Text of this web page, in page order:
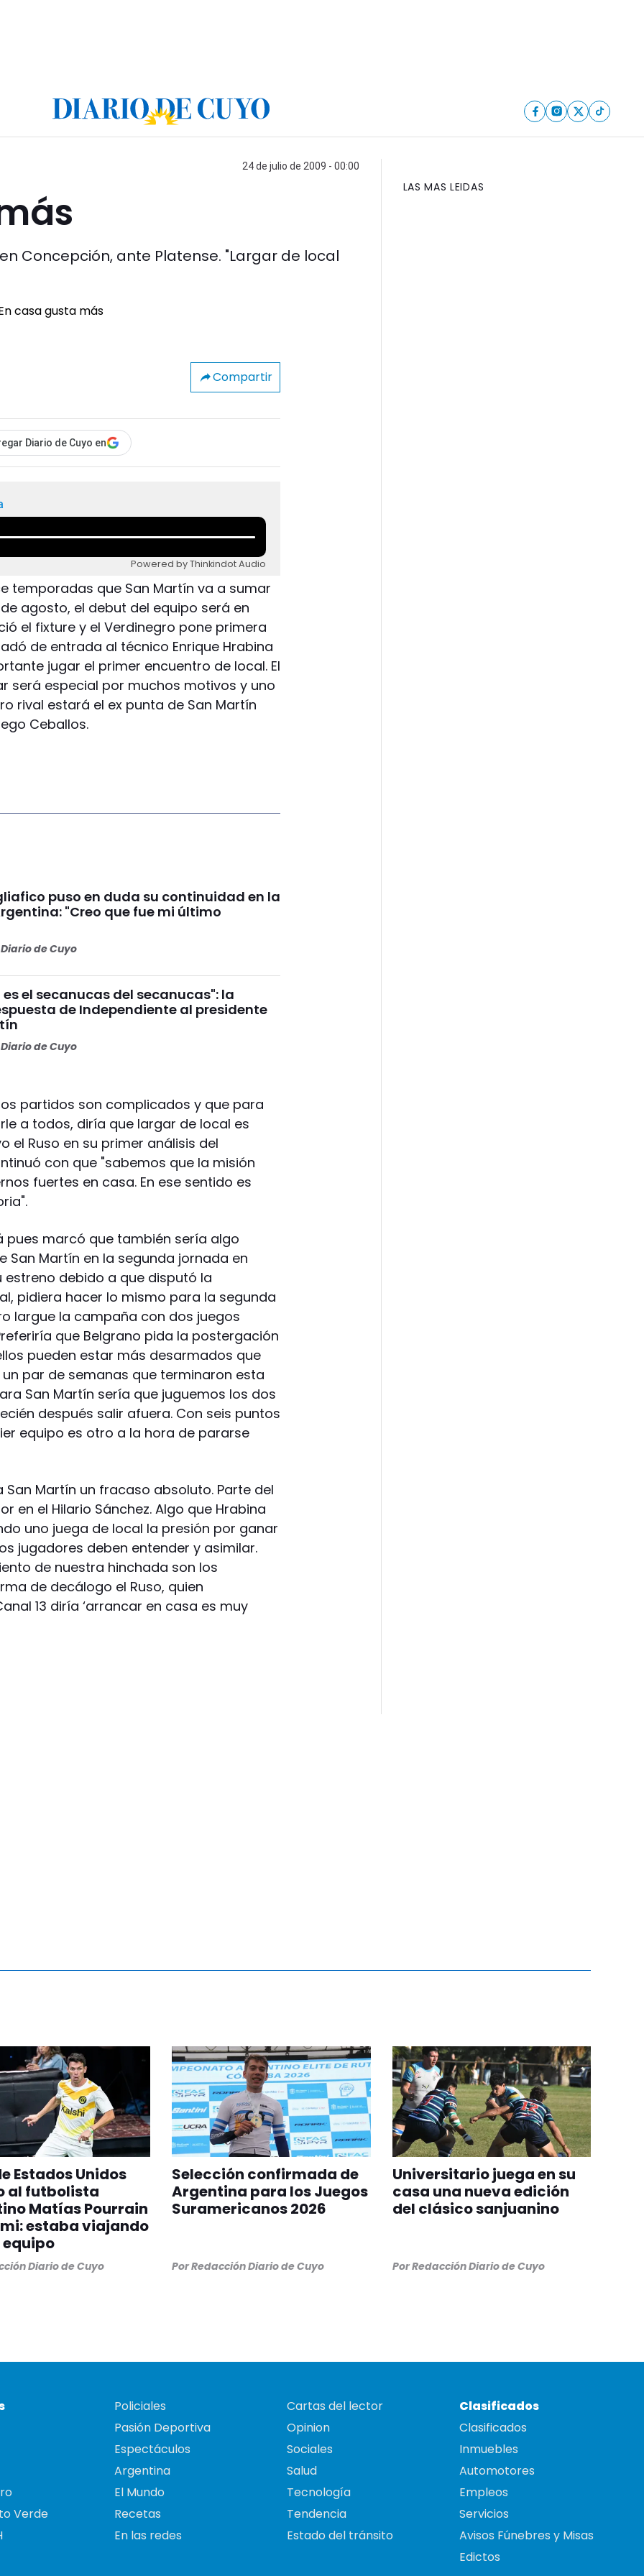
24 de julio de 2009 - 00:00
Concepción, ante Platense. "Largar de local
Compartir
Diario de Cuyo en
Powered by Thinkindot Audio
temporadas que San Martín va a sumar
agosto, el debut del equipo será en
el fixture y el Verdinegro pone primera
de entrada al técnico Enrique Hrabina
jugar el primer encuentro de local. El
será especial por muchos motivos y uno
rival estará el ex punta de San Martín
Ceballos.
puso en duda su continuidad en la
"Creo que fue mi último
de Cuyo
el secanucas del secanucas": la
de Independiente al presidente
de Cuyo
partidos son complicados y que para
a todos, diría que largar de local es
el Ruso en su primer análisis del
con que "sabemos que la misión
fuertes en casa. En ese sentido es
pues marcó que también sería algo
San Martín en la segunda jornada en
debido a que disputó la
pidiera hacer lo mismo para la segunda
largue la campaña con dos juegos
que Belgrano pida la postergación
pueden estar más desarmados que
par de semanas que terminaron esta
San Martín sería que juguemos los dos
después salir afuera. Con seis puntos
equipo es otro a la hora de pararse
Martín un fracaso absoluto. Parte del
en el Hilario Sánchez. Algo que Hrabina
uno juega de local la presión por ganar
jugadores deben entender y asimilar.
de nuestra hinchada son los
de decálogo el Ruso, quien
13 diría ‘arrancar en casa es muy
LAS MAS LEIDAS
Estados Unidos
al futbolista
Matías Pourrain
estaba viajando
equipo
Diario de Cuyo
Selección confirmada de
Argentina para los Juegos
Suramericanos 2026
PorRedacción Diario de Cuyo
Universitario juega en su
casa una nueva edición
del clásico sanjuanino
PorRedacción Diario de Cuyo
Verde
Policiales
Pasión Deportiva
Espectáculos
Argentina
El Mundo
Recetas
En las redes
Cartas del lector
Opinion
Sociales
Salud
Tecnología
Tendencia
Estado del tránsito
Clasificados
Clasificados
Inmuebles
Automotores
Empleos
Servicios
Avisos Fúnebres y Misas
Edictos